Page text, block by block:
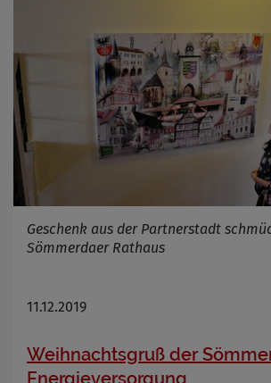
Geschenk aus der Partnerstadt
Sömmerdaer Rathaus
11.12.2019
Weihnachtsgruß der
Energieversorgung